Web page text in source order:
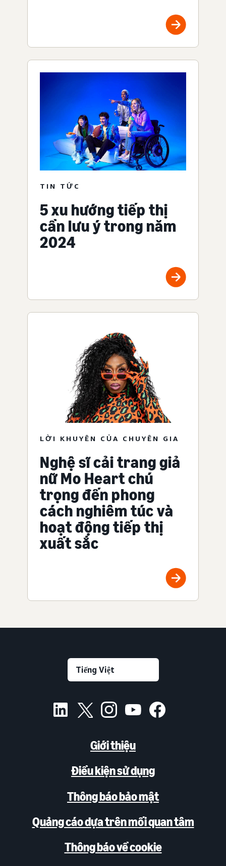
TIN TỨC
5 xu hướng tiếp thị
cần lưu ý trong năm
2024
LỜI KHUYÊN CỦA CHUYÊN GIA
Nghệ sĩ cải trang giả
nữ Mo Heart chú
trọng đến phong
cách nghiêm túc và
hoạt động tiếp thị
xuất sắc
Giới thiệu
Điều kiện sử dụng
Thông báo bảo mật
Quảng cáo dựa trên mối quan tâm
Thông báo về cookie